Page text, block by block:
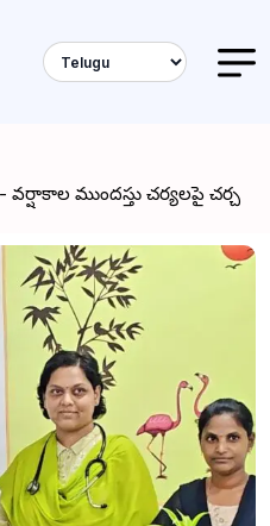
ముందస్తు చర్యలపై చర్చ